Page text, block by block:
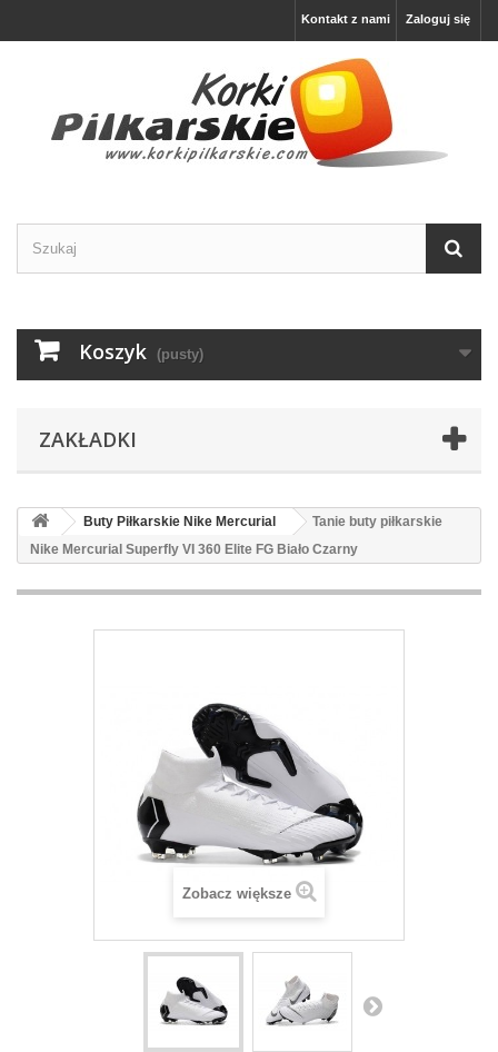
Zaloguj się
Kontakt z nami
Koszyk (pusty)
ZAKŁADKI
Buty Piłkarskie Nike Mercurial
Tanie buty piłkarskie
Nike Mercurial Superfly VI 360 Elite FG Biało Czarny
Zobacz większe